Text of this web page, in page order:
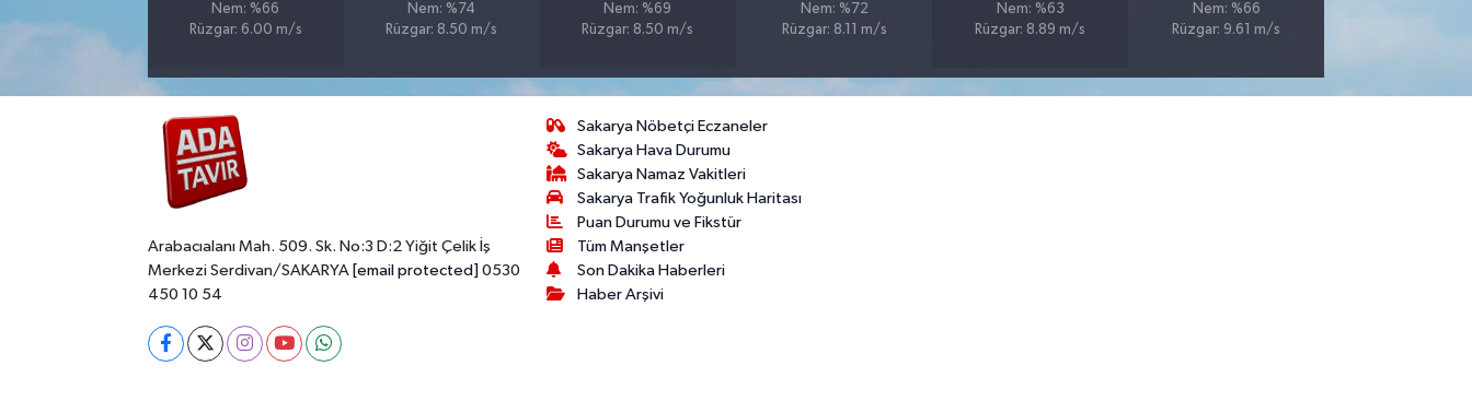
Nem: %66
Rüzgar: 6.00 m/s
Nem: %74
Rüzgar: 8.50 m/s
Nem: %69
Rüzgar: 8.50 m/s
Nem: %72
Rüzgar: 8.11 m/s
Nem: %63
Rüzgar: 8.89 m/s
Nem: %66
Rüzgar: 9.61 m/s
Arabacıalanı Mah. 509. Sk. No:3 D:2 Yiğit Çelik İş
Merkezi Serdivan/SAKARYA [email protected] 0530
450 10 54
Sakarya Nöbetçi Eczaneler
Sakarya Hava Durumu
Sakarya Namaz Vakitleri
Sakarya Trafik Yoğunluk Haritası
Puan Durumu ve Fikstür
Tüm Manşetler
Son Dakika Haberleri
Haber Arşivi